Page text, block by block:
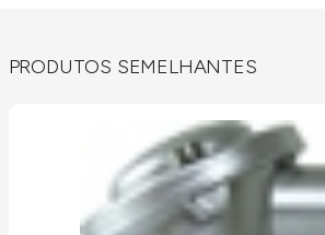
PRODUTOS SEMELHANTES